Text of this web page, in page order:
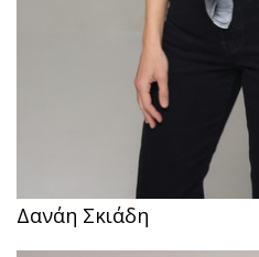
Δανάη Σκιάδη